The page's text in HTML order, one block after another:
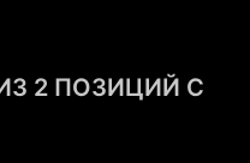
ИЗ 2 ПОЗИЦИЙ С